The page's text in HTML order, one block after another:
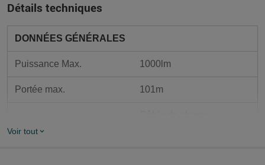
Détails techniques
DONNÉES GÉNÉRALES
Puissance Max. 1000lm
Portée max. 101m
Voir tout